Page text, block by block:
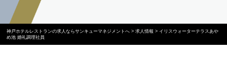
神戸ホテルレストランの求人ならサンキューマネジメントへ >求人情報 > イリスウォーターテラスあや
め池 婚礼調理社員